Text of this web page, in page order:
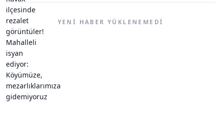
YENI HABER YÜKLENEMEDI